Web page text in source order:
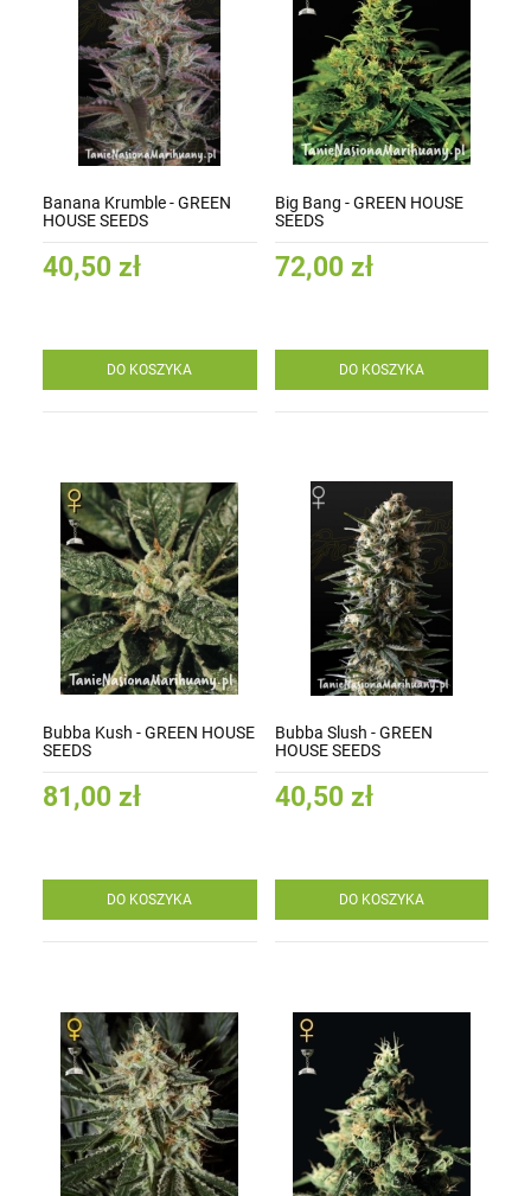
Banana Krumble - GREEN
HOUSE SEEDS
40,50 zł
DO KOSZYKA
Big Bang - GREEN HOUSE
SEEDS
72,00 zł
DO KOSZYKA
Bubba Kush - GREEN HOUSE
SEEDS
81,00 zł
DO KOSZYKA
Bubba Slush - GREEN
HOUSE SEEDS
40,50 zł
DO KOSZYKA